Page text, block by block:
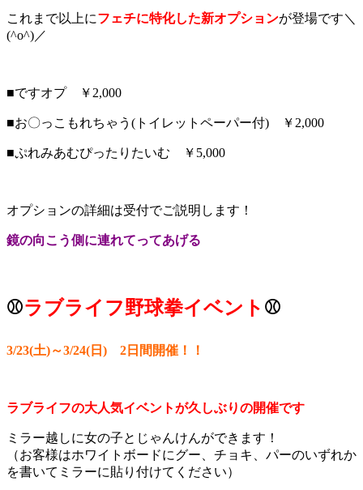
これまで以上にフェチに特化した新オプションが登場です＼
(^o^)／
■ですオプ ￥2,000
■お〇っこもれちゃう(トイレットペーパー付) ￥2,000
■ぷれみあむぴったりたいむ ￥5,000
オプションの詳細は受付でご説明します！
鏡の向こう側に連れてってあげる
⚾ラブライフ野球拳イベント ⚾
3/23(土)～3/24(日) 2日間開催！！
ラブライフの大人気イベントが久しぶりの開催です
ミラー越しに女の子とじゃんけんができます！
（お客様はホワイトボードにグー、チョキ、パーのいずれか
を書いてミラーに貼り付けてください）